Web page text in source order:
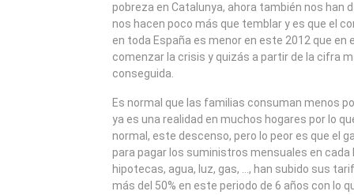
pobreza en Catalunya, ahora también nos han
nos hacen poco más que temblar y es que el
en toda España es menor en este 2012 que en
comenzar la crisis y quizás a partir de la cifra
conseguida.
Es normal que las familias consuman menos
ya es una realidad en muchos hogares por lo
normal, este descenso, pero lo peor es que el
para pagar los suministros mensuales en cada
hipotecas, agua, luz, gas, …, han subido sus
más del 50% en este periodo de 6 años con lo